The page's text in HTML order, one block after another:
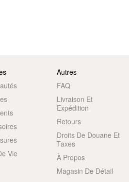
Vie
Autres
FAQ
Livraison Et
Expédition
Retours
Droits De Douane Et
Taxes
À Propos
Magasin De Détail